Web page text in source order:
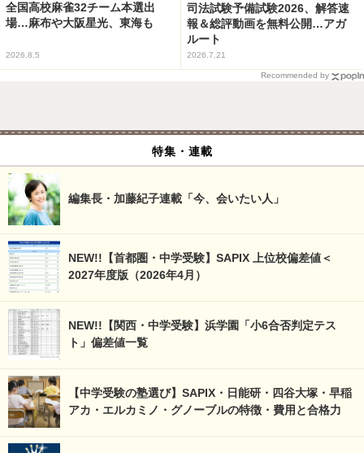
全国高校麻雀32チーム本選出
場…麻布や大阪星光、東海も
2026.8.5
司法試験予備試験2026、解答速
報＆総評動画を無料公開…アガ
ルート
2026.7.21
Recommended by
特集・連載
編集長・加藤紀子連載「今、会いたい人」
NEW!!【首都圏・中学受験】SAPIX 上位校偏差値＜
2027年度版（2026年4月）
NEW!!【関西・中学受験】浜学園「小6合否判定テス
ト」偏差値一覧
【中学受験の塾選び】SAPIX・日能研・四谷大塚・早稲
アカ・エルカミノ・グノーブルの特徴・費用と合格力